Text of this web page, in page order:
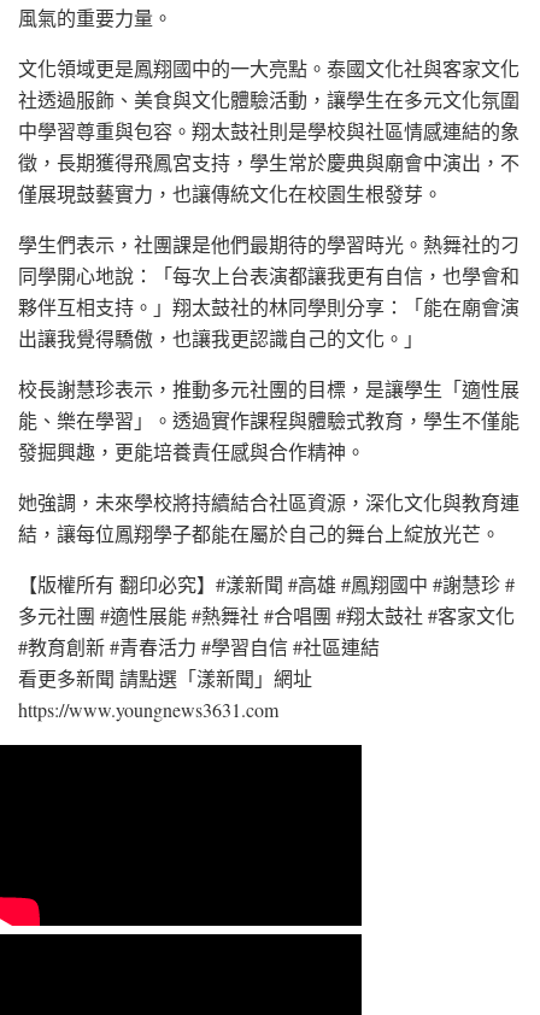
風氣的重要力量。
文化領域更是鳳翔國中的一大亮點。泰國文化社與客家文化
社透過服飾、美食與文化體驗活動，讓學生在多元文化氛圍
中學習尊重與包容。翔太鼓社則是學校與社區情感連結的象
徵，長期獲得飛鳳宮支持，學生常於慶典與廟會中演出，不
僅展現鼓藝實力，也讓傳統文化在校園生根發芽。
學生們表示，社團課是他們最期待的學習時光。熱舞社的刁
同學開心地說：「每次上台表演都讓我更有自信，也學會和
夥伴互相支持。」翔太鼓社的林同學則分享：「能在廟會演
出讓我覺得驕傲，也讓我更認識自己的文化。」
校長謝慧珍表示，推動多元社團的目標，是讓學生「適性展
能、樂在學習」。透過實作課程與體驗式教育，學生不僅能
發掘興趣，更能培養責任感與合作精神。
她強調，未來學校將持續結合社區資源，深化文化與教育連
結，讓每位鳳翔學子都能在屬於自己的舞台上綻放光芒。
【版權所有 翻印必究】#漾新聞 #高雄 #鳳翔國中 #謝慧珍 #
多元社團 #適性展能 #熱舞社 #合唱團 #翔太鼓社 #客家文化
#教育創新 #青春活力 #學習自信 #社區連結
看更多新聞 請點選「漾新聞」網址
https://www.youngnews3631.com